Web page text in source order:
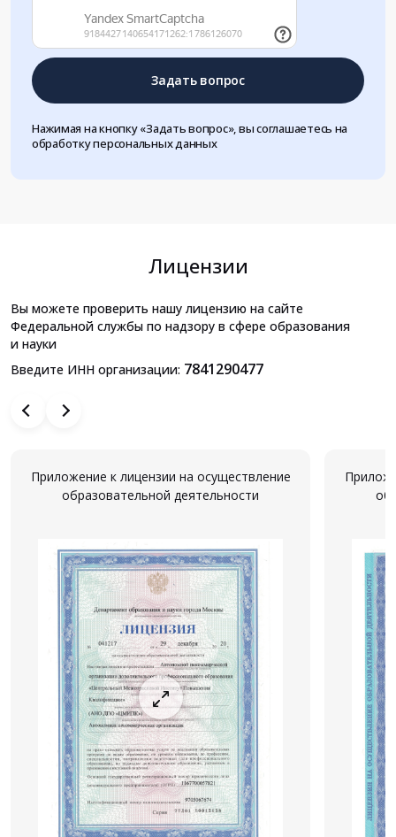
Задать вопрос
Нажимая на кнопку «Задать вопрос», вы соглашаетесь на
обработку персональных данных
Лицензии
Вы можете проверить нашу лицензию на сайте
Федеральной службы по надзору в сфере образования
и науки
Введите ИНН организации: 7841290477
Приложение к лицензии на осуществление
образовательной деятельности